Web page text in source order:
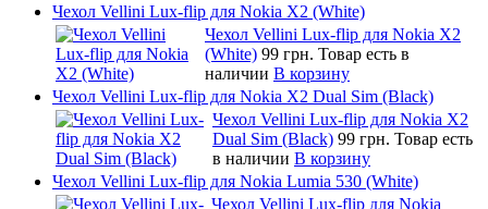
Чехол Vellini Lux-flip для Nokia X2 (White)
Чехол Vellini Lux-flip для Nokia X2
(White) 99 грн. Товар есть в
наличии В корзину
Чехол Vellini Lux-flip для Nokia X2 Dual Sim (Black)
Чехол Vellini Lux-flip для Nokia X2
Dual Sim (Black) 99 грн. Товар есть
в наличии В корзину
Чехол Vellini Lux-flip для Nokia Lumia 530 (White)
Чехол Vellini Lux-flip для Nokia